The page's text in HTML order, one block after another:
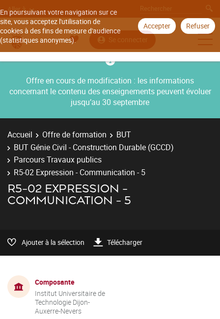
En poursuivant votre navigation sur ce
site, vous acceptez l'utilisation de
cookies à des fins de mesure d'audience
(statistiques anonymes).
Accepter Refuser
Aller à
Se connecter
Offre en cours de modification : les informations
concernant le contenu des enseignements peuvent évoluer
jusqu’au 30 septembre
Accueil Offre de formation
BUT
BUT Génie Civil - Construction Durable (GCCD)
Parcours Travaux publics
R5-02 Expression - Communication - 5
R5-02 EXPRESSION -
COMMUNICATION - 5
Ajouter à la sélection Télécharger
Composante
Institut Universitaire de
Technologie Dijon-
Auxerre-Nevers